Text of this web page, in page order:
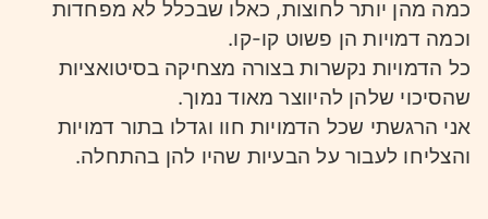
כמה מהן יותר לחוצות, כאלו שבכלל לא מפחדות
וכמה דמויות הן פשוט קו-קו.
כל הדמויות נקשרות בצורה מצחיקה בסיטואציות
שהסיכוי שלהן להיווצר מאוד נמוך.
אני הרגשתי שכל הדמויות חוו וגדלו בתור דמויות
והצליחו לעבור על הבעיות שהיו להן בהתחלה.